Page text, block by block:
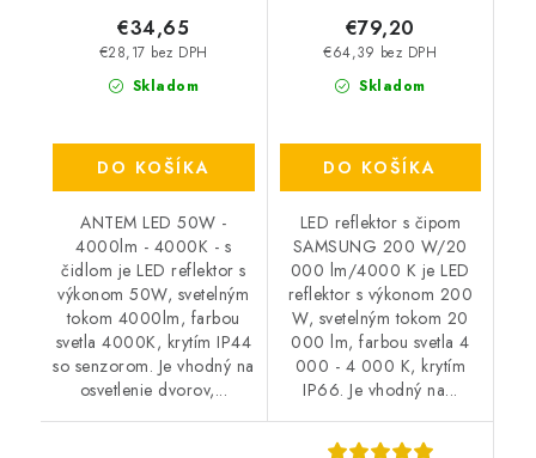
Skladom
€28,17 bez DPH
€34,65
DO KOŠÍKA
ANTEM LED 50W -
4000lm - 4000K - s
čidlom je LED reflektor s
výkonom 50W, svetelným
tokom 4000lm, farbou
svetla 4000K, krytím IP44
so senzorom. Je vhodný na
osvetlenie dvorov,...
Skladom
€64,39 bez DPH
€79,20
DO KOŠÍKA
LED reflektor s čipom
SAMSUNG 200 W/20
000 lm/4000 K je LED
reflektor s výkonom 200
W, svetelným tokom 20
000 lm, farbou svetla 4
000 - 4 000 K, krytím
IP66. Je vhodný na...